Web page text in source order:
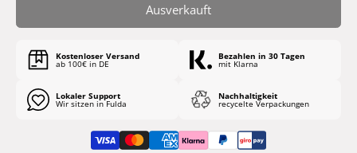
Ausverkauft
Kostenloser Versand
ab 100€ in DE
Bezahlen in 30 Tagen
mit Klarna
Lokaler Support
Wir sitzen in Fulda
Nachhaltigkeit
recycelte Verpackungen